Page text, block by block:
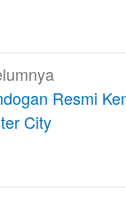
Resmi
City